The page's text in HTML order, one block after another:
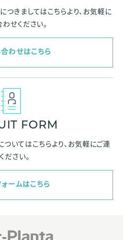
つきましてはこちらより、お気軽に
せください。
わせはこちら
FORM
ついてはこちらより、お気軽にご連
ださい。
ームはこちら